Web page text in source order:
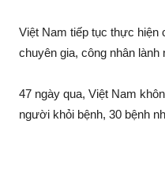
Việt Nam tiếp tụ‌c thực hiện
chuyên gia, công nhân
47 ngày qua, Việt Nam
người khỏi bện‌h, 30 bện‌h